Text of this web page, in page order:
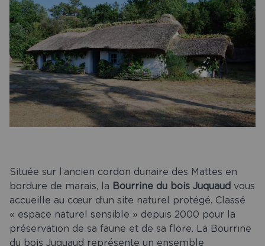
Située sur l’ancien cordon dunaire des Mattes en
bordure de marais, la Bourrine du bois Juquaud vous
accueille au cœur d’un site naturel protégé. Classé
« espace naturel sensible » depuis 2000 pour la
préservation de sa faune et de sa flore. La Bourrine
du bois Juquaud représente un ensemble